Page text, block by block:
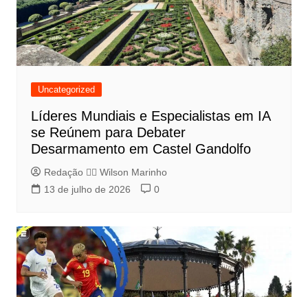
Uncategorized
Líderes Mundiais e Especialistas em IA
se Reúnem para Debater
Desarmamento em Castel Gandolfo
Redação 👨‍⚖️​ Wilson Marinho
13 de julho de 2026
0